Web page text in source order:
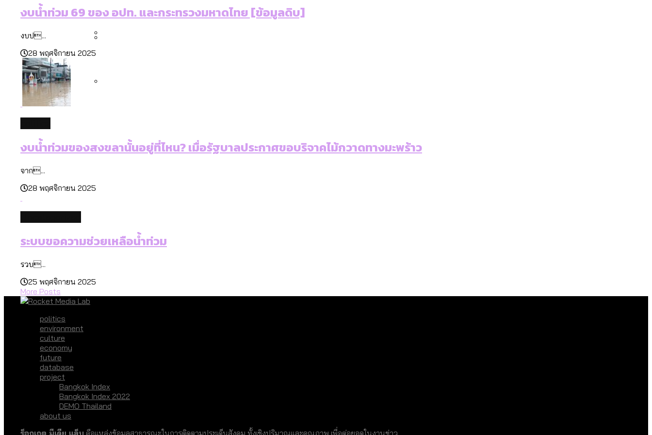
สำรวจรายได้จากการจัดเก็บภาษีในกรุงเทพฯ ผ่าน Bangkok Index 2025
กรุงเทพฯ เมืองสังคมผู้สูงอายุ : 36 เขตมีคนตายมากกว่าคนเกิด 18 เขตเป็นสังคมผู้สูงอายุระดับสุดยอด
คำนำหน้านามและกฎหมายสมรสเท่าเทียม [ข้อมูลดิบ]
งบน้ำท่วม 69 ของ อปท. และกระทรวงมหาดไทย [ข้อมูลดิบ]
งบป...
28 พฤศจิกายน 2025
งบน้ำท่วมของสงขลานั้นอยู่ที่ไหน? เมื่อรัฐบาลประกาศขอบริจาคไม้กวาดทางมะพร้าว
จาก...
28 พฤศจิกายน 2025
ระบบขอความช่วยเหลือน้ำท่วม
รวบ...
25 พฤศจิกายน 2025
More Posts
politics
environment
culture
economy
future
database
project
Bangkok Index
Bangkok Index 2022
DEMO Thailand
about us